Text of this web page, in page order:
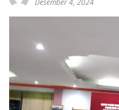
Desember 4, 2024